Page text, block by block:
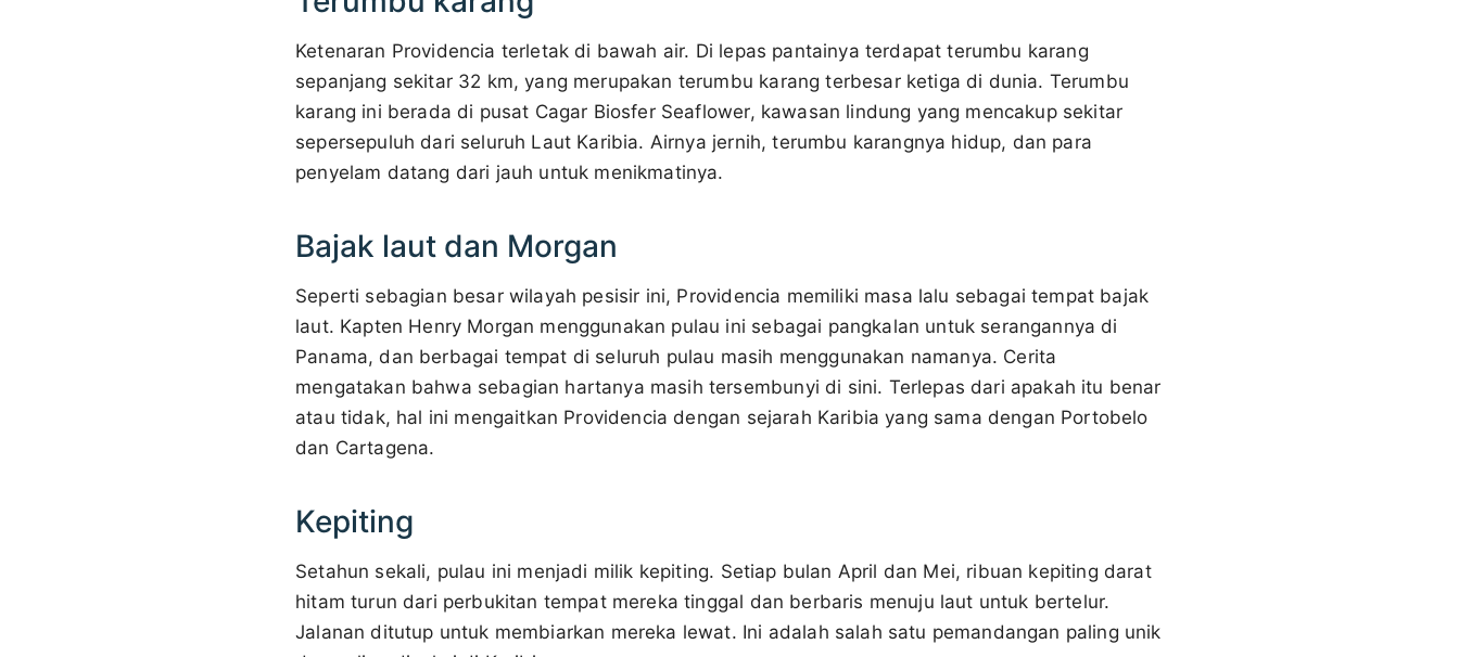
Ketenaran Providencia terletak di bawah air. Di lepas pantainya terdapat terumbu karang
sepanjang sekitar 32 km, yang merupakan terumbu karang terbesar ketiga di dunia. Terumbu
karang ini berada di pusat Cagar Biosfer Seaflower, kawasan lindung yang mencakup sekitar
sepersepuluh dari seluruh Laut Karibia. Airnya jernih, terumbu karangnya hidup, dan para
penyelam datang dari jauh untuk menikmatinya.
Bajak laut dan Morgan
Seperti sebagian besar wilayah pesisir ini, Providencia memiliki masa lalu sebagai tempat bajak
laut. Kapten Henry Morgan menggunakan pulau ini sebagai pangkalan untuk serangannya di
Panama, dan berbagai tempat di seluruh pulau masih menggunakan namanya. Cerita
mengatakan bahwa sebagian hartanya masih tersembunyi di sini. Terlepas dari apakah itu benar
atau tidak, hal ini mengaitkan Providencia dengan sejarah Karibia yang sama dengan Portobelo
dan Cartagena.
Kepiting
Setahun sekali, pulau ini menjadi milik kepiting. Setiap bulan April dan Mei, ribuan kepiting darat
hitam turun dari perbukitan tempat mereka tinggal dan berbaris menuju laut untuk bertelur.
Jalanan ditutup untuk membiarkan mereka lewat. Ini adalah salah satu pemandangan paling unik